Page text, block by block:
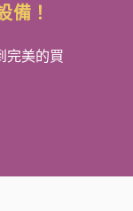
備！
完美的買